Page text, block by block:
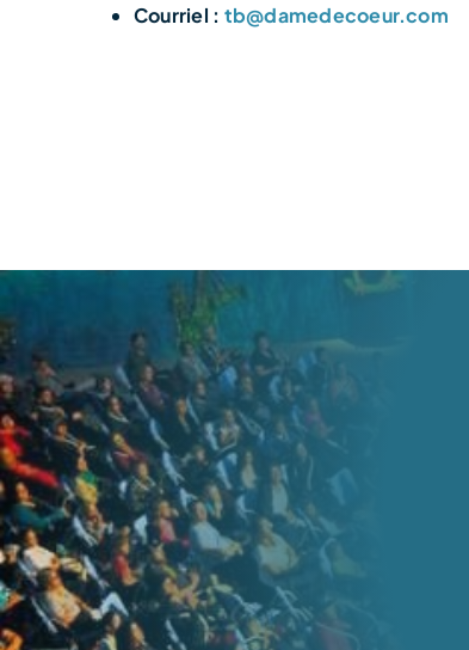
Courriel : tb@damedecoeur.com